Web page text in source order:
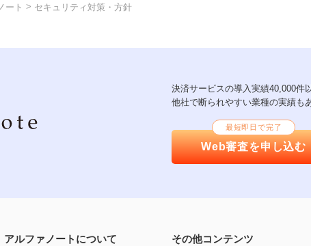
ート > セキュリティ対策・方針
決済サービスの導入実績40,000件
他社で断られやすい業種の実績も
最短即日で完了
Web審査を申し込む
アルファノートについて その他コンテンツ